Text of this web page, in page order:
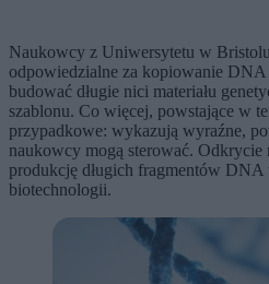
Naukowcy z Uniwersytetu w
odpowiedzialne za kopiowanie DNA
budować długie nici materiału
szablonu. Co więcej, powstające w
przypadkowe: wykazują wyraźne,
naukowcy mogą sterować. Odkrycie
produkcję długich fragmentów
biotechnologii.